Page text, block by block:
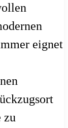
eignet
zu